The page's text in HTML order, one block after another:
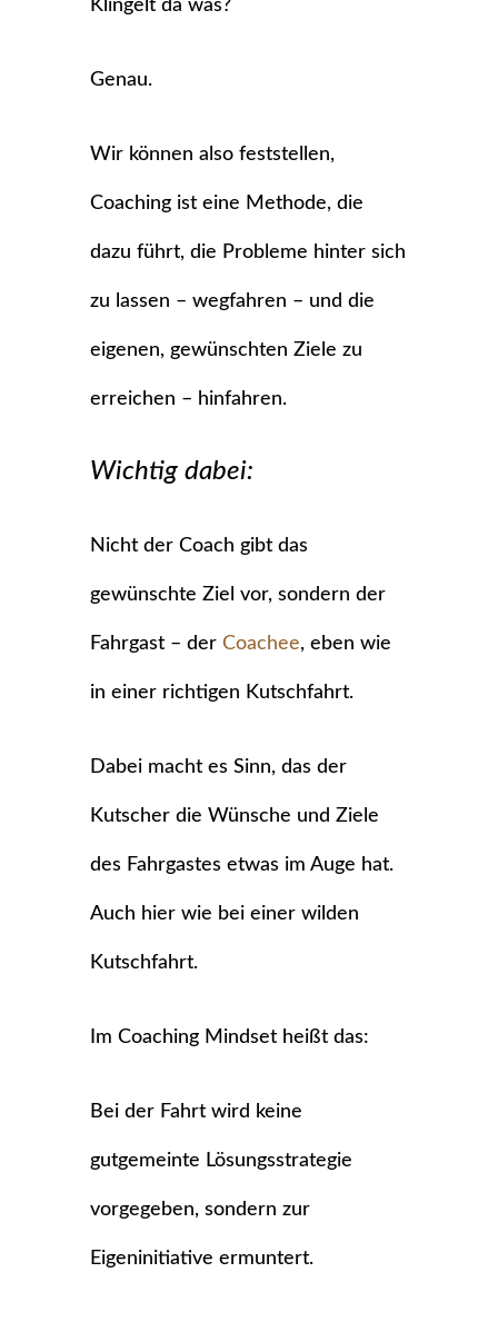
Klingelt da was?
Genau.
Wir können also feststellen,
Coaching ist eine Methode, die
dazu führt, die Probleme hinter sich
zu lassen – wegfahren – und die
eigenen, gewünschten Ziele zu
erreichen – hinfahren.
Wichtig dabei:
Nicht der Coach gibt das
gewünschte Ziel vor, sondern der
Fahrgast – der Coachee, eben wie
in einer richtigen Kutschfahrt.
Dabei macht es Sinn, das der
Kutscher die Wünsche und Ziele
des Fahrgastes etwas im Auge hat.
Auch hier wie bei einer wilden
Kutschfahrt.
Im Coaching Mindset heißt das:
Bei der Fahrt wird keine
gutgemeinte Lösungsstrategie
vorgegeben, sondern zur
Eigeninitiative ermuntert.